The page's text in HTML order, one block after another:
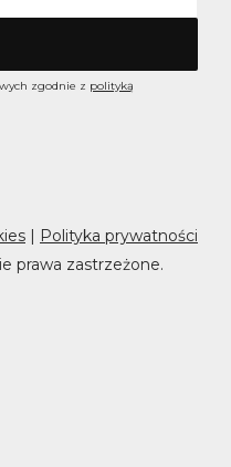
zgodnie z polityką
| Polityka prywatności
prawa zastrzeżone.